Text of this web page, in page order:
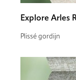
Explore Arles
Plissé gordijn